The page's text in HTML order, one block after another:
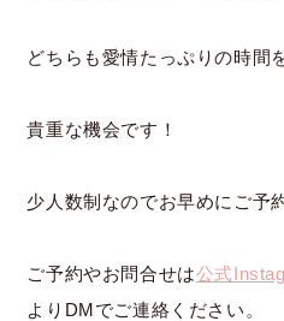
どちらも愛情たっぷりの時間
貴重な機会です！
少人数制なのでお早めにご予
ご予約やお問合せは公式
よりDMでご連絡ください。